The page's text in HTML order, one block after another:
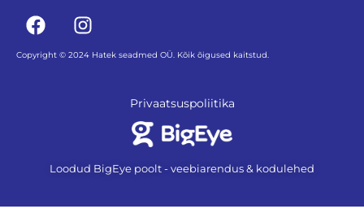
Copyright © 2024 Hatek seadmed OÜ. Kõik õigused kaitstud.
Privaatsuspoliitika
Loodud BigEye poolt - veebiarendus & kodulehed